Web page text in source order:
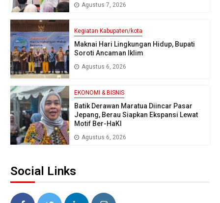
Agustus 7, 2026
Kegiatan Kabupaten/kota
Maknai Hari Lingkungan Hidup, Bupati
Soroti Ancaman Iklim
Agustus 6, 2026
EKONOMI & BISNIS
Batik Derawan Maratua Diincar Pasar
Jepang, Berau Siapkan Ekspansi Lewat
Motif Ber-HaKI
Agustus 6, 2026
Social Links